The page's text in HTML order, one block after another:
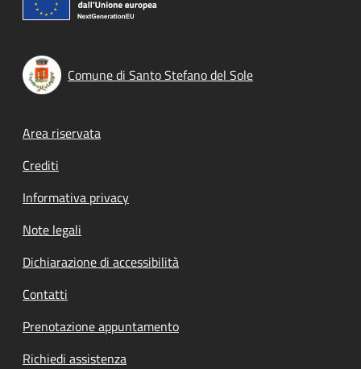
Comune di Santo Stefano del Sole
Footer menu
Area riservata
Crediti
Informativa privacy
Note legali
Dichiarazione di accessibilità
Contatti
Prenotazione appuntamento
Richiedi assistenza